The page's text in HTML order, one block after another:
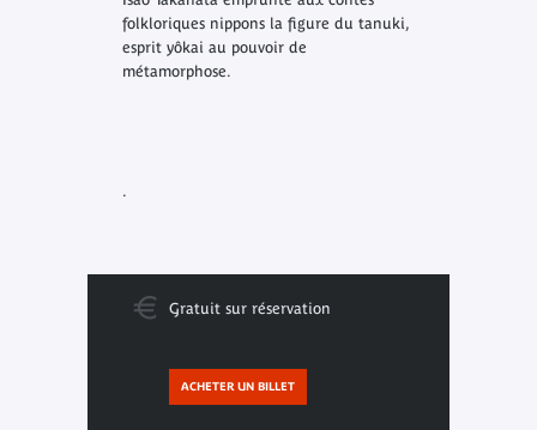
folkloriques nippons la figure du tanuki,
esprit yôkai au pouvoir de
métamorphose.
.
Gratuit sur réservation
ACHETER UN BILLET